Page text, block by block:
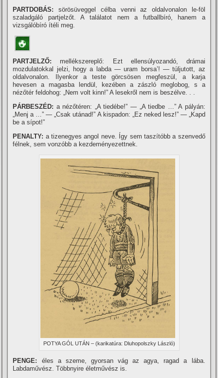
PARTDOBÁS: sörösüveggel célba venni az oldalvonalon le-föl
szaladgáló partjelzőt. A találatot nem a futballbí­ró, hanem a
vizsgálóbí­ró í­téli meg.
PARTJELZŐ: mellékszereplő: Ezt ellensúlyozandó, drámai
mozdulatokkal jelzi, hogy a labda — uram borsa’! — túljutott, az
oldalvonalon. Ilyenkor a teste görcsösen megfeszül, a karja
hevesen a magasba lendül, kezében a zászló meglobog, s a
nézőtér feldohog: „Nem volt kinn!” A lesekről nem is beszélve. . .
PÁRBESZÉD: a nézőtéren: „A tiedébe!” — „A tiedbe …” A pályán:
„Menj a …” — „Csak utánad!” A kispadon: „Ez neked lesz!” — „Kapd
be a sí­pot!”
PENALTY: a tizenegyes angol neve. Így sem taszí­tóbb a szenvedő
félnek, sem vonzóbb a kezdeményezettnek.
POTYA GÓL UTÁN – (karikatúra: Dluhopolszky László)
PENGE: éles a szeme, gyorsan vág az agya, ragad a lába.
Labdaművész. Többnyire életművész is.